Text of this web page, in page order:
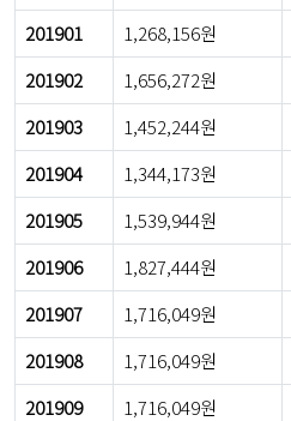
201901
1,268,156원
201902
1,656,272원
201903
1,452,244원
201904
1,344,173원
201905
1,539,944원
201906
1,827,444원
201907
1,716,049원
201908
1,716,049원
201909
1,716,049원